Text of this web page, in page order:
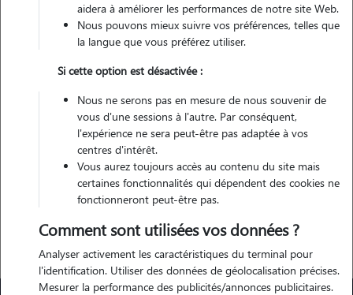
Petsitter inactif
Ce pet sitter n'existe pas/plus sur notre site. Merci de
renouveler votre recherche.
aidera à améliorer les performances de notre site Web.
Nous pouvons mieux suivre vos préférences, telles que
la langue que vous préférez utiliser.
Si cette option est désactivée :
Nous ne serons pas en mesure de nous souvenir de
vous d'une sessions à l'autre. Par conséquent,
l'expérience ne sera peut-être pas adaptée à vos
centres d'intérêt.
Vous aurez toujours accès au contenu du site mais
certaines fonctionnalités qui dépendent des cookies ne
fonctionneront peut-être pas.
Comment sont utilisées vos données ?
Analyser activement les caractéristiques du terminal pour
l'identification. Utiliser des données de géolocalisation précises.
Mesurer la performance des publicités/annonces publicitaires.